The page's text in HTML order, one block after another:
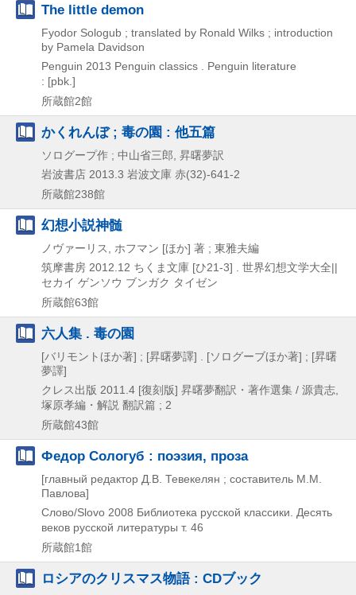
The little demon
Fyodor Sologub ; translated by Ronald Wilks ; introduction
by Pamela Davidson
Penguin 2013 Penguin classics . Penguin literature
: [pbk.]
所蔵館2館
かくれんぼ ; 毒の園 : 他五篇
ソログープ作 ; 中山省三郎, 昇曙夢訳
岩波書店 2013.3 岩波文庫 赤(32)-641-2
所蔵館238館
幻想小説神髄
ノヴァーリス, ホフマン [ほか] 著 ; 東雅夫編
筑摩書房 2012.12 ちくま文庫 [ひ21-3] . 世界幻想文学大全||
セカイ ゲンソウ ブンガク タイゼン
所蔵館63館
六人集 . 毒の園
[バリモントほか著] ; [昇曙夢譯] . [ソログーブほか著] ; [昇曙
夢譯]
クレス出版 2011.4 [復刻版] 昇曙夢翻訳・著作選集 / 源貴志,
塚原孝編・解説 翻訳篇 ; 2
所蔵館43館
Федор Сологуб : поэзия, проза
[главный редактор Д.В. Тевекелян ; составитель М.М.
Павлова]
Слово/Slovo 2008 Библиотека русской классики. Десять
веков русской литературы т. 46
所蔵館1館
ロシアのクリスマス物語 : CDブック